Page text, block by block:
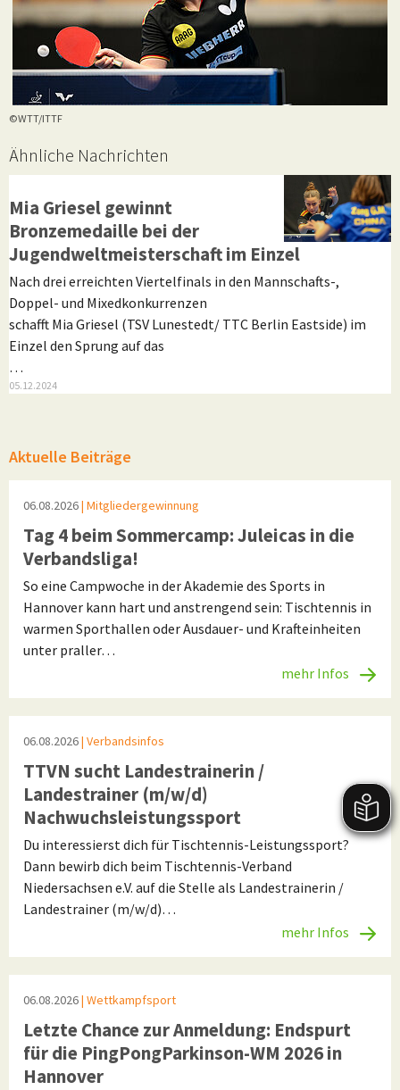
©WTT/ITTF
Ähnliche Nachrichten
Mia Griesel gewinnt
Bronzemedaille bei der
Jugendweltmeisterschaft im Einzel
Nach drei erreichten Viertelfinals in den Mannschafts-,
Doppel- und Mixedkonkurrenzen
schafft Mia Griesel (TSV Lunestedt/ TTC Berlin Eastside) im
Einzel den Sprung auf das
…
05.12.2024
Aktuelle Beiträge
06.08.2026| Mitgliedergewinnung
Tag 4 beim Sommercamp: Juleicas in die
Verbandsliga!
So eine Campwoche in der Akademie des Sports in
Hannover kann hart und anstrengend sein: Tischtennis in
warmen Sporthallen oder Ausdauer- und Krafteinheiten
unter praller…
mehr Infos
06.08.2026| Verbandsinfos
TTVN sucht Landestrainerin /
Landestrainer (m/w/d)
Nachwuchsleistungssport
Du interessierst dich für Tischtennis-Leistungssport?
Dann bewirb dich beim Tischtennis-Verband
Niedersachsen e.V. auf die Stelle als Landestrainerin /
Landestrainer (m/w/d)…
mehr Infos
06.08.2026| Wettkampfsport
Letzte Chance zur Anmeldung: Endspurt
für die PingPongParkinson-WM 2026 in
Hannover